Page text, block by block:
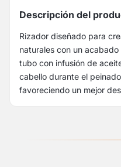
Descripción del
Rizador diseñado para
naturales con un
tubo con infusión de
cabello durante el
favoreciendo un mejor